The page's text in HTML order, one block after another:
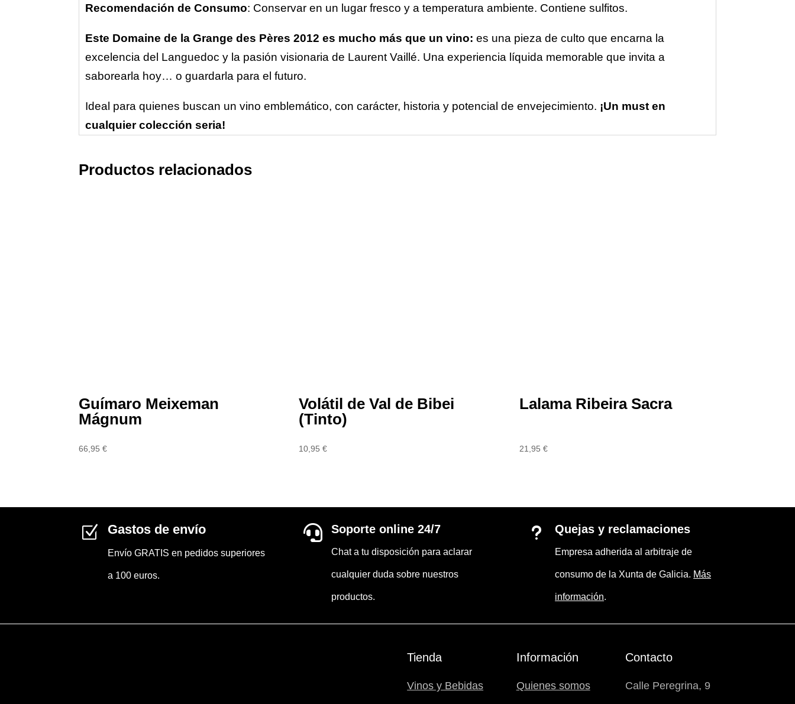
Recomendación de Consumo: Conservar en un lugar fresco y a temperatura ambiente. Contiene sulfitos.
Este Domaine de la Grange des Pères 2012 es mucho más que un vino: es una pieza de culto que encarna la
excelencia del Languedoc y la pasión visionaria de Laurent Vaillé. Una experiencia líquida memorable que invita a
saborearla hoy… o guardarla para el futuro.
Ideal para quienes buscan un vino emblemático, con carácter, historia y potencial de envejecimiento. ¡Un must en
cualquier colección seria!
Productos relacionados
Guímaro Meixeman
Mágnum
66,95 €
Volátil de Val de Bibei
(Tinto)
10,95€
Lalama Ribeira Sacra
21,95 €
Z Gastos de envío
Envío GRATIS en pedidos superiores
a 100 euros.
 Soporte online 24/7
Chat a tu disposición para aclarar
cualquier duda sobre nuestros
productos.
u Quejas y reclamaciones
Empresa adherida al arbitraje de
consumo de la Xunta de Galicia. Más
información.
Tienda
Vinos y Bebidas
Información
Quienes somos
Contacto
Calle Peregrina, 9